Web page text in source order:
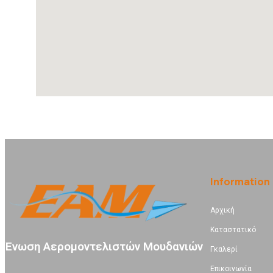
Ένωση Αερομοντελιστών Μουδανιών
Information
Αρχική
Καταστατικό
Γκαλερί
Επικοινωνία